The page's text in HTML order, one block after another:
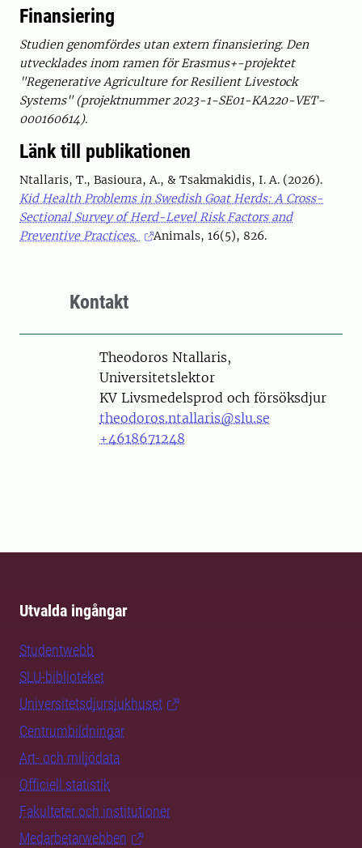
Finansiering
Studien genomfördes utan extern finansiering. Den
utvecklades inom ramen för Erasmus+-projektet
"Regenerative Agriculture for Resilient Livestock
Systems" (projektnummer 2023-1-SE01-KA220-VET-
000160614).
Länk till publikationen
Ntallaris, T., Basioura, A., & Tsakmakidis, I. A. (2026).
Kid Health Problems in Swedish Goat Herds: A Cross-
Sectional Survey of Herd-Level Risk Factors and
Preventive Practices. Animals, 16(5), 826.
Kontakt
PersonTheodoros Ntallaris,
Universitetslektor
KV Livsmedelsprod och försöksdjur
theodoros.ntallaris@slu.se
+4618671248
Utvalda ingångar
Studentwebb
SLU-biblioteket
Universitetsdjursjukhuset
Centrumbildningar
Art- och miljödata
Officiell statistik
Fakulteter och institutioner
Medarbetarwebben